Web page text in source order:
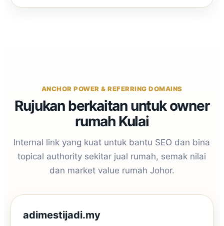
ANCHOR POWER & REFERRING DOMAINS
Rujukan berkaitan untuk owner
rumah Kulai
Internal link yang kuat untuk bantu SEO dan bina
topical authority sekitar jual rumah, semak nilai
dan market value rumah Johor.
adimestijadi.my